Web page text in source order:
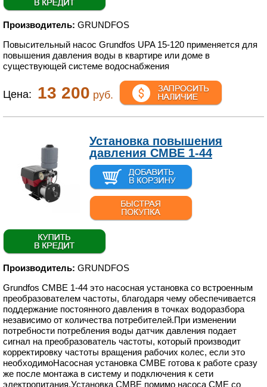
Производитель: GRUNDFOS
Повысительный насос Grundfos UPA 15-120 применяется для
повышения давления воды в квартире или доме в
существующей системе водоснабжения
Цена: 13 200 руб.
Установка повышения
давления CMBE 1-44
Производитель: GRUNDFOS
Grundfos CMBE 1-44 это насосная установка со встроенным
преобразователем частоты, благодаря чему обеспечивается
поддержание постоянного давления в точках водоразбора
независимо от количества потребителей.При изменении
потребности потребления воды датчик давления подает
сигнал на преобразователь частоты, который производит
корректировку частоты вращения рабочих колес, если это
необходимоНасосная установка CMBE готова к работе сразу
же после монтажа в систему и подключения к сети
электропитания.Установка CMBE помимо насоса CME со